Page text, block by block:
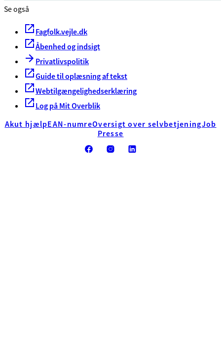
Se også
Fagfolk.vejle.dk
Åbenhed og indsigt
Privatlivspolitik
Guide til oplæsning af tekst
Webtilgængelighedserklæring
Log på Mit Overblik
Akut hjælpEAN-numreOversigt over selvbetjeningJob
Presse